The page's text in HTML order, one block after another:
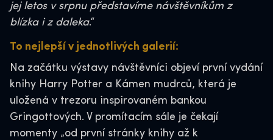
jej letos v srpnu představíme návštěvníkům z
blízka i z daleka.“
To nejlepší v jednotlivých galerií:
Na začátku výstavy návštěvníci objeví první vydání
knihy Harry Potter a Kámen mudrců, která je
uložená v trezoru inspirovaném bankou
Gringottových. V promítacím sále je čekají
momenty „od první stránky knihy až k